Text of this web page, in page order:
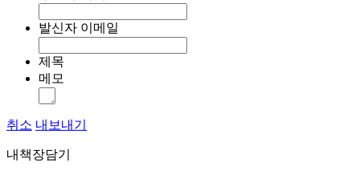
발신자 이메일
제목
메모
취소 내보내기
내책장담기